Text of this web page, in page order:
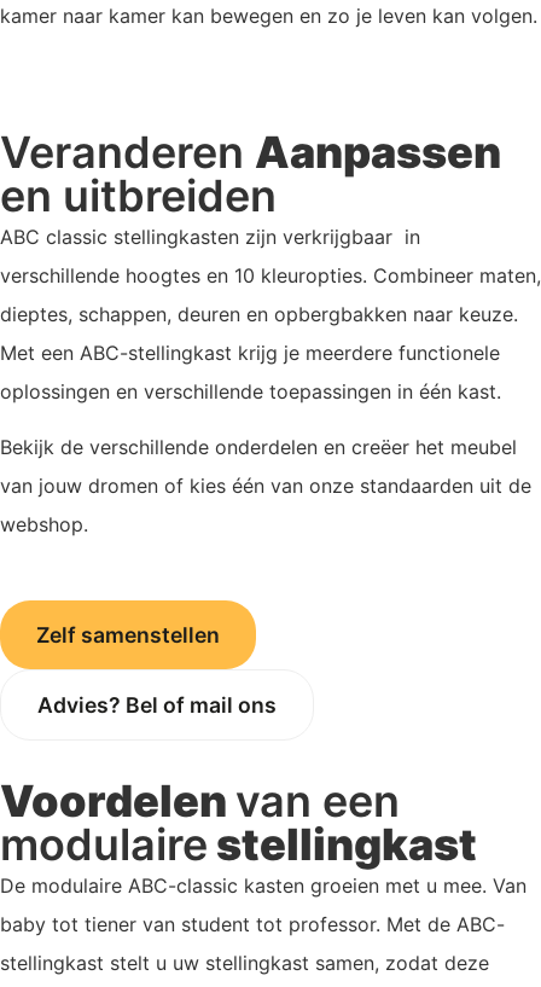
kamer naar kamer kan bewegen en zo je leven kan volgen.
Veranderen Aanpassen
en uitbreiden
ABC classic stellingkasten zijn verkrijgbaar in
verschillende hoogtes en 10 kleuropties. Combineer maten,
dieptes, schappen, deuren en opbergbakken naar keuze.
Met een ABC-stellingkast krijg je meerdere functionele
oplossingen en verschillende toepassingen in één kast.
Bekijk de verschillende onderdelen en creëer het meubel
van jouw dromen of kies één van onze standaarden uit de
webshop.
Zelf samenstellen
Advies? Bel of mail ons
Voordelen van een
modulaire stellingkast
De modulaire ABC-classic kasten groeien met u mee. Van
baby tot tiener van student tot professor. Met de ABC-
stellingkast stelt u uw stellingkast samen, zodat deze